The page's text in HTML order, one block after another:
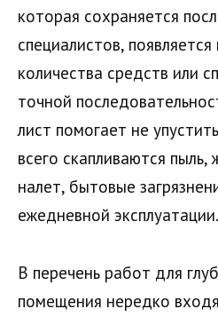
которая сохраняется
специалистов,
количества средств или
точной
лист помогает не
всего скапливаются пыль,
налет, бытовые
ежедневной эксплуатации.
В перечень работ для
помещения нередко